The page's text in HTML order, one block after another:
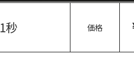
秒 価格